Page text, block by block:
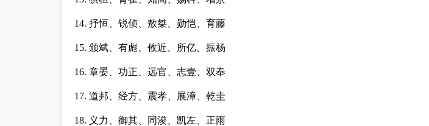
14. 抒恒、锐侦、敖桀、勋恺、育藤
15. 颁斌、有彪、攸近、所亿、振杨
16. 章晏、功正、远官、志壹、双奉
17. 道邦、经方、震孝、展漳、乾圭
18. 义力、御其、同浚、凯左、正雨